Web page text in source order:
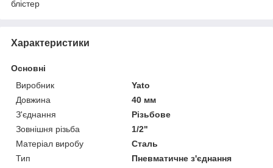
блістер
Характеристики
Основні
Виробник
Yato
Довжина
40 мм
З'єднання
Різьбове
Зовнішня різьба
1/2"
Матеріал виробу
Сталь
Тип
Пневматичне з'єднання